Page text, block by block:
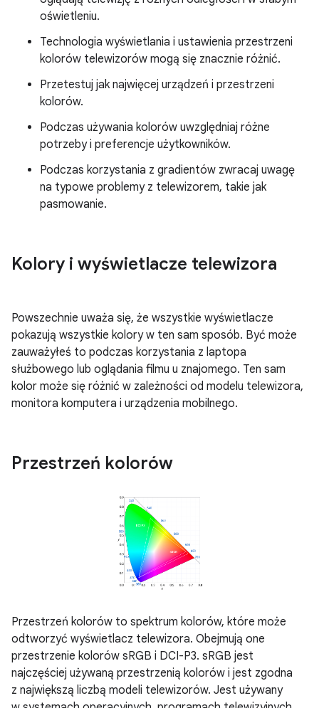
oświetleniu.
Technologia wyświetlania i ustawienia przestrzeni
kolorów telewizorów mogą się znacznie różnić.
Przetestuj jak najwięcej urządzeń i przestrzeni
kolorów.
Podczas używania kolorów uwzględniaj różne
potrzeby i preferencje użytkowników.
Podczas korzystania z gradientów zwracaj uwagę
na typowe problemy z telewizorem, takie jak
pasmowanie.
Kolory i wyświetlacze telewizora
Powszechnie uważa się, że wszystkie wyświetlacze
pokazują wszystkie kolory w ten sam sposób. Być może
zauważyłeś to podczas korzystania z laptopa
służbowego lub oglądania filmu u znajomego. Ten sam
kolor może się różnić w zależności od modelu telewizora,
monitora komputera i urządzenia mobilnego.
Przestrzeń kolorów
Przestrzeń kolorów to spektrum kolorów, które może
odtworzyć wyświetlacz telewizora. Obejmują one
przestrzenie kolorów sRGB i DCI-P3. sRGB jest
najczęściej używaną przestrzenią kolorów i jest zgodna
z największą liczbą modeli telewizorów. Jest używany